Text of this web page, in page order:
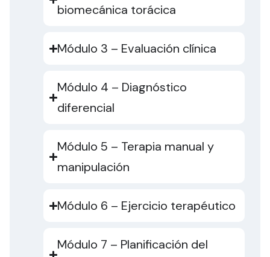
biomecánica torácica
Módulo 3 – Evaluación clínica
Módulo 4 – Diagnóstico
diferencial
Módulo 5 – Terapia manual y
manipulación
Módulo 6 – Ejercicio terapéutico
Módulo 7 – Planificación del